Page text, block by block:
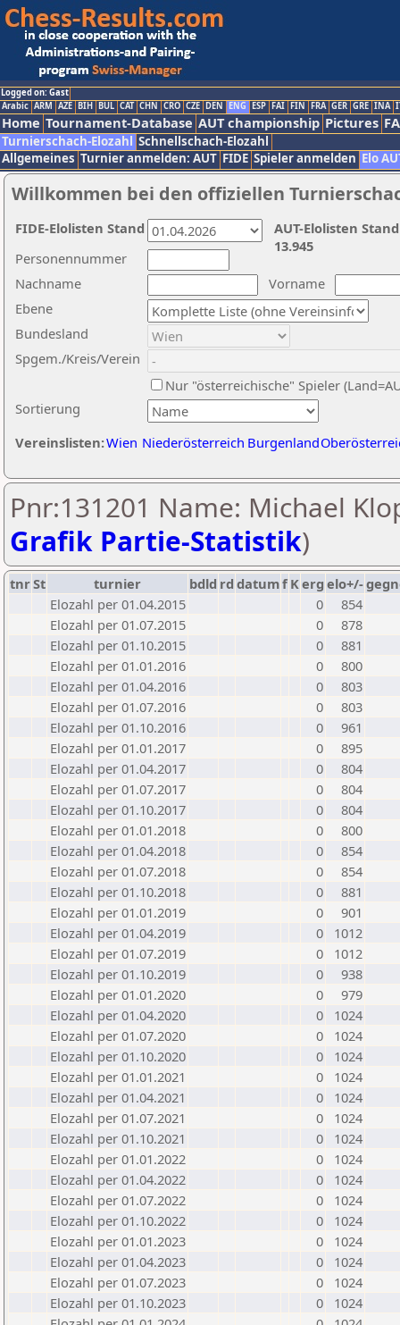
Logged on: Gast
Arabic ARM AZE BIH BUL CAT CHN CRO CZE DEN ENG ESP FAI FIN FRA GER GRE INA
Home Tournament-Database AUT championship Pictures
Turnierschach-Elozahl Schnellschach-Elozahl
Allgemeines Turnier anmelden: AUT FIDE Spieler anmelden Elo
Willkommen bei den offiziellen
Nachname
Vorname
Ebene
Sortierung
Personennummer
Bundesland
Spgem./Kreis/Verein
Nur "österreichische" Spieler
Vereinslisten:Wien Niederösterreich Burgenland
AUT-Elolisten
13.945
FIDE-Elolisten Stand
Pnr:131201 Name: Michael
Grafik Partie-Statistik)
tnrSt turnier bdld rd datumf Kerg elo+/-
Elozahl per 01.04.2015
0
854
Elozahl per 01.07.2015
0
878
Elozahl per 01.10.2015
0
881
Elozahl per 01.01.2016
0
800
Elozahl per 01.04.2016
0
803
Elozahl per 01.07.2016
0
803
Elozahl per 01.10.2016
0
961
Elozahl per 01.01.2017
0
895
Elozahl per 01.04.2017
0
804
Elozahl per 01.07.2017
0
804
Elozahl per 01.10.2017
0
804
Elozahl per 01.01.2018
0
800
Elozahl per 01.04.2018
0
854
Elozahl per 01.07.2018
0
854
Elozahl per 01.10.2018
0
881
Elozahl per 01.01.2019
0
901
Elozahl per 01.04.2019
0
1012
Elozahl per 01.07.2019
0
1012
Elozahl per 01.10.2019
0
938
Elozahl per 01.01.2020
0
979
Elozahl per 01.04.2020
0
1024
Elozahl per 01.07.2020
0
1024
Elozahl per 01.10.2020
0
1024
Elozahl per 01.01.2021
0
1024
Elozahl per 01.04.2021
0
1024
Elozahl per 01.07.2021
0
1024
Elozahl per 01.10.2021
0
1024
Elozahl per 01.01.2022
0
1024
Elozahl per 01.04.2022
0
1024
Elozahl per 01.07.2022
0
1024
Elozahl per 01.10.2022
0
1024
Elozahl per 01.01.2023
0
1024
Elozahl per 01.04.2023
0
1024
Elozahl per 01.07.2023
0
1024
Elozahl per 01.10.2023
0
1024